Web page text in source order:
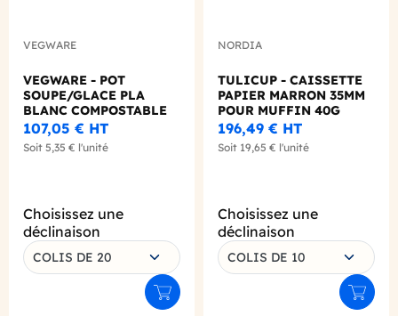
VEGWARE
VEGWARE - POT
SOUPE/GLACE PLA
BLANC COMPOSTABLE
8OZ/236ML Ø90MM X50
107,05 € HT
Soit 5,35 € l'unité
Choisissez une
déclinaison
COLIS DE 20
Ajouter au panier
NORDIA
TULICUP - CAISSETTE
PAPIER MARRON 35MM
POUR MUFFIN 40G
X300
196,49 € HT
Soit 19,65 € l'unité
Choisissez une
déclinaison
COLIS DE 10